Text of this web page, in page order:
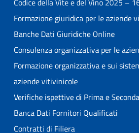
Codice della Vite e del Vino 2025 –
Formazione giuridica per le aziende
Banche Dati Giuridiche Online
Consulenza organizzativa per le
Formazione organizzativa e sui
aziende vitivinicole
Verifiche ispettive di Prima e
Banca Dati Fornitori Qualificati
Contratti di Filiera